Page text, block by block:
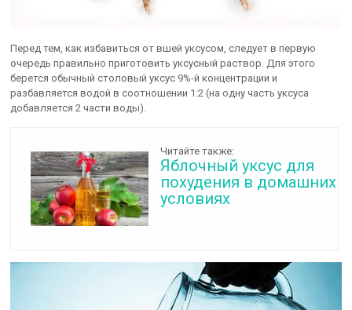
Перед тем, как избавиться от вшей уксусом, следует в первую
очередь правильно приготовить уксусный раствор. Для этого
берется обычный столовый уксус 9%-й концентрации и
разбавляется водой в соотношении 1:2 (на одну часть уксуса
добавляется 2 части воды).
Читайте также:
Яблочный уксус для
похудения в домашних
условиях